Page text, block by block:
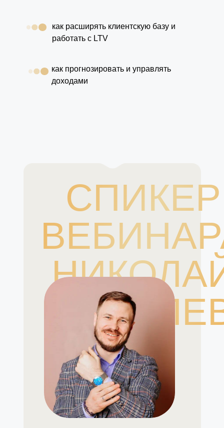
как расширять клиентскую базу и
работать с LTV
как прогнозировать и управлять
доходами
СПИКЕР